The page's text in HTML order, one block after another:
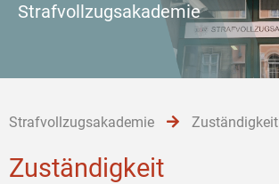
Strafvollzugsakademie
Strafvollzugsakademie Zuständigkeit
Zuständigkeit